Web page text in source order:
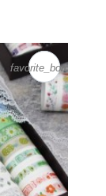
favorite_border
favorite_border